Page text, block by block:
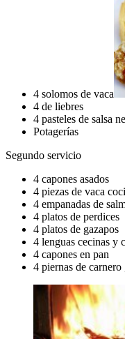
4 solomos de vaca
4 de liebres
4 pasteles de salsa
Potagerías
Segundo servicio
4 capones asados
4 piezas de vaca
4 empanadas de
4 platos de perdices
4 platos de gazapos
4 lenguas cecinas y
4 capones en pan
4 piernas de carnero